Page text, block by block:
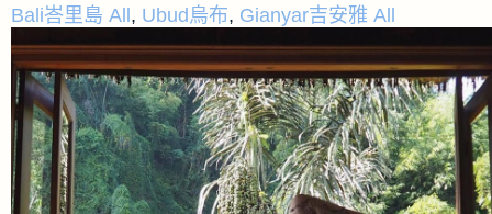
Bali峇里島 All , Ubud烏布, Gianyar吉安雅 All